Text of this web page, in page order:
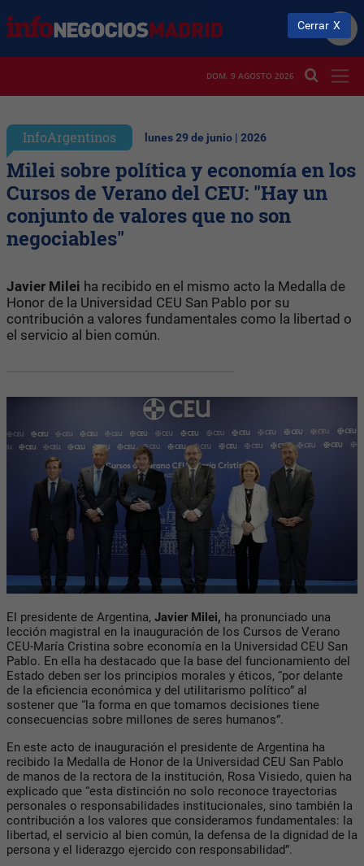
DOM. 9 AGOSTO 2026
InfoArgentinos lunes 29 de junio | 2026
Milei sobre política y economía en los
Cursos de Verano del CEU: "Hay un
conjunto de valores que no son
negociables"
Javier Milei ha recibido en el mismo acto la Medalla de
Honor de la Universidad CEU San Pablo por su
contribución a valores fundamentales como la libertad o
el servicio al bien común.
El presidente de Argentina, Javier Milei, ha pronunciado una
lección magistral en la inauguración de los Cursos de Verano
CEU-María Cristina sobre economía en la Universidad CEU San
Pablo. En ella ha destacado que la base del funcionamiento del
Estado deben ser los principios morales y éticos, “por delante
de la eficiencia económica y del utilitarismo político” al
sostener que “la forma en que tomamos decisiones tiene
consecuencias sobre millones de seres humanos”.
En este acto de inauguración el presidente de Argentina ha
recibido la Medalla de Honor de la Universidad CEU San Pablo
de manos de la rectora de la institución, Rosa Visiedo, quien ha
explicado que “esta distinción no solo reconoce trayectorias
personales o responsabilidades institucionales, sino también la
contribución a los valores que consideramos fundamentales: la
libertad, el servicio al bien común, la defensa de la dignidad de la
persona y el liderazgo ejercido con responsabilidad”.
Cerrar